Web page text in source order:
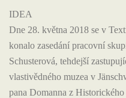
IDEA
Dne 28. května 2018 se v
konalo zasedání pracovní
Schusterová, tehdejší
vlastivědného muzea v
pana Domanna z